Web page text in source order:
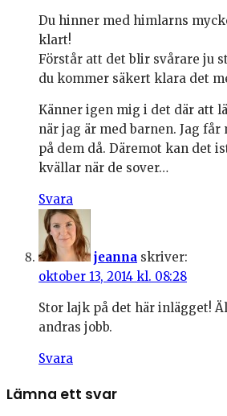
Du hinner med himlarns
klart!
Förstår att det blir svårare ju
du kommer säkert klara det
Känner igen mig i det där att
när jag är med barnen. Jag
på dem då. Däremot kan det
kvällar när de sover…
Svara
jeanna skriver:
oktober 13, 2014 kl. 08:28
Stor lajk på det här inlägget!
andras jobb.
Svara
Lämna ett svar